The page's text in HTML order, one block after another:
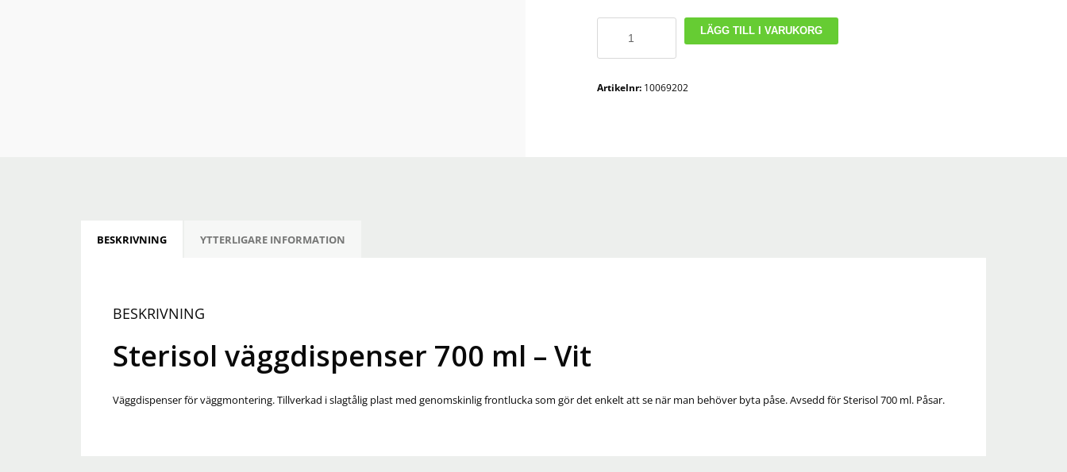
väggdispenser
700
-
LÄGG TILL I VARUKORG
Artikelnr: 10069202
BESKRIVNING YTTERLIGARE INFORMATION
BESKRIVNING
Sterisol väggdispenser 700 ml – Vit
Väggdispenser för väggmontering. Tillverkad i slagtålig plast med genomskinlig frontlucka som gör det enkelt att se när man behöver byta påse. Avsedd för Sterisol 700 ml. Påsar.